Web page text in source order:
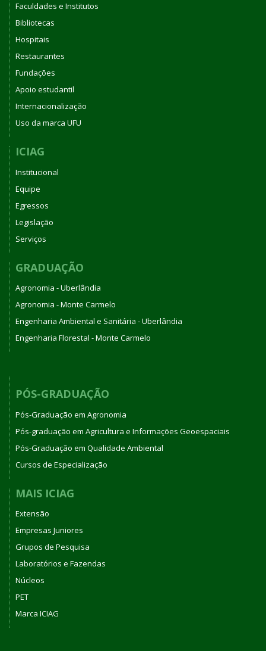
Faculdades e Institutos
Bibliotecas
Hospitais
Restaurantes
Fundações
Apoio estudantil
Internacionalização
Uso da marca UFU
ICIAG
Institucional
Equipe
Egressos
Legislação
Serviços
GRADUAÇÃO
Agronomia - Uberlândia
Agronomia - Monte Carmelo
Engenharia Ambiental e Sanitária - Uberlândia
Engenharia Florestal - Monte Carmelo
PÓS-GRADUAÇÃO
Pós-Graduação em Agronomia
Pós-graduação em Agricultura e Informações Geoespaciais
Pós-Graduação em Qualidade Ambiental
Cursos de Especialização
MAIS ICIAG
Extensão
Empresas Juniores
Grupos de Pesquisa
Laboratórios e Fazendas
Núcleos
PET
Marca ICIAG